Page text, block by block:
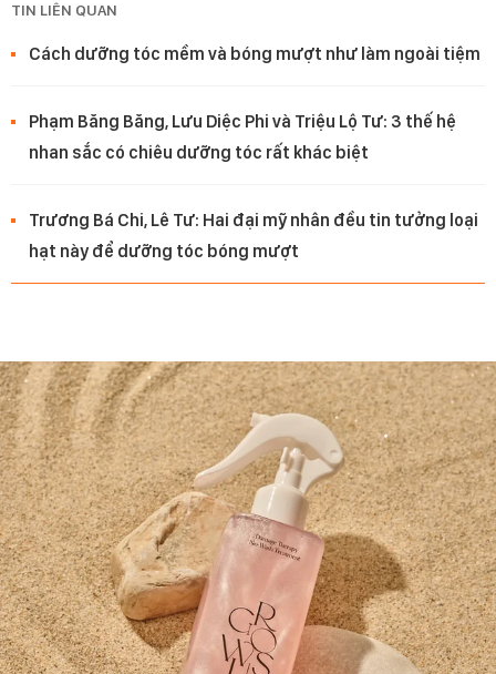
TIN LIÊN QUAN
Cách dưỡng tóc mềm và bóng mượt như làm ngoài tiệm
Phạm Băng Băng, Lưu Diệc Phi và Triệu Lộ Tư: 3 thế hệ
nhan sắc có chiêu dưỡng tóc rất khác biệt
Trương Bá Chi, Lê Tư: Hai đại mỹ nhân đều tin tưởng loại
hạt này để dưỡng tóc bóng mượt